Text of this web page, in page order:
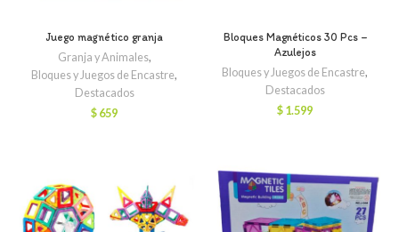
Juego magnético granja
Granja y Animales,
Bloques y Juegos de Encastre,
Destacados
$ 659
Bloques Magnéticos 30 Pcs –
Azulejos
Bloques y Juegos de Encastre,
Destacados
$ 1.599